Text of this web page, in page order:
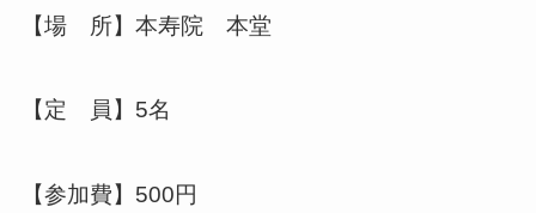
【場 所】本寿院 本堂
【定 員】5名
【参加費】500円